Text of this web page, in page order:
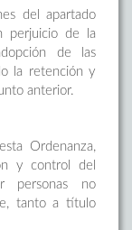
del apartado
perjuicio de la
de las
la retención y
anterior.
Ordenanza,
y control del
personas no
tanto a título